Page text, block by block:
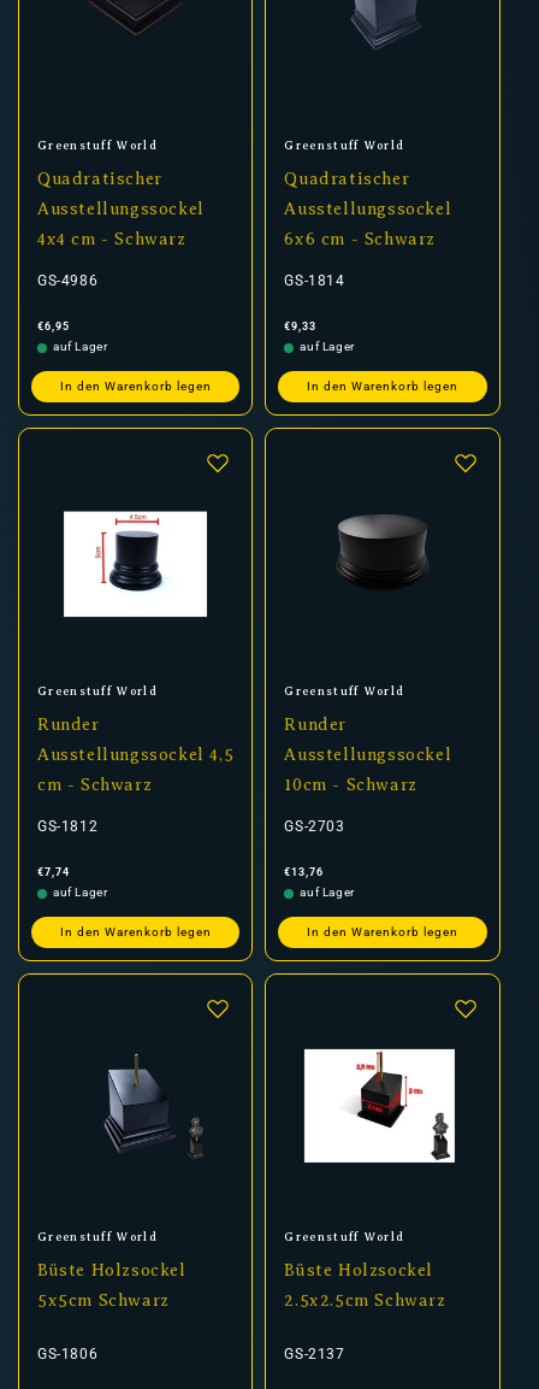
Anbieter:
Greenstuff World
Quadratischer
Ausstellungssockel
4x4 cm - Schwarz
GS-4986
Normaler
Preis
€6,95
auf Lager
In den Warenkorb legen
Anbieter:
Greenstuff World
Quadratischer
Ausstellungssockel
6x6 cm - Schwarz
GS-1814
Normaler
Preis
€9,33
auf Lager
In den Warenkorb legen
Anbieter:
Greenstuff World
Runder
Ausstellungssockel 4,5
cm - Schwarz
GS-1812
Normaler
Preis
€7,74
auf Lager
In den Warenkorb legen
Anbieter:
Greenstuff World
Runder
Ausstellungssockel
10cm - Schwarz
GS-2703
Normaler
Preis
€13,76
auf Lager
In den Warenkorb legen
Anbieter:
Greenstuff World
Büste Holzsockel
5x5cm Schwarz
GS-1806
Anbieter:
Greenstuff World
Büste Holzsockel
2.5x2.5cm Schwarz
GS-2137